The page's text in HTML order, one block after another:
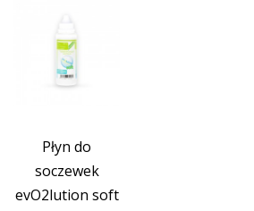
Płyn do
soczewek
evO2lution soft